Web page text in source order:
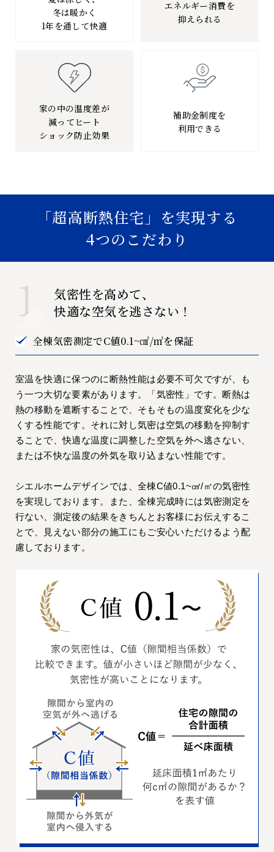
冬は暖かく
1年を通して快適
エネルギー消費を
抑えられる
家の中の温度差が
減って ヒート
ショック防止効果
補助金制度を
利用できる
「超高断熱住宅」を実現する
4つのこだわり
気密性を高めて、
快適な空気を逃さない！
全棟気密測定でC値0.1~㎠/㎡を保証
室温を快適に保つのに断熱性能は必要不可欠ですが、も
う一つ大切な要素があります。「気密性」です。断熱は
熱の移動を遮断することで、そもそもの温度変化を少な
くする性能です。それに対し気密は空気の移動を抑制す
ることで、快適な温度に調整した空気を外へ逃さない、
または不快な温度の外気を取り込まない性能です。
シエルホームデザインでは、全棟C値0.1~㎠/㎡の気密性
を実現しております。また、全棟完成時には気密測定を
行ない、測定後の結果をきちんとお客様にお伝えするこ
とで、見えない部分の施工にもご安心いただけるよう配
慮しております。